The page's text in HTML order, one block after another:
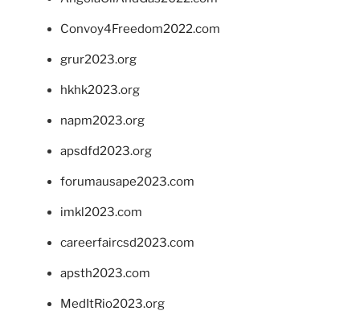
Convoy4Freedom2022.com
grur2023.org
hkhk2023.org
napm2023.org
apsdfd2023.org
forumausape2023.com
imkl2023.com
careerfaircsd2023.com
apsth2023.com
MedItRio2023.org